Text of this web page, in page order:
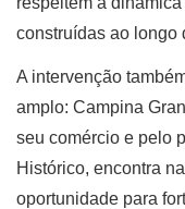
construídas ao longo
A intervenção
amplo: Campina
seu comércio e pelo
Histórico, encontra
oportunidade para